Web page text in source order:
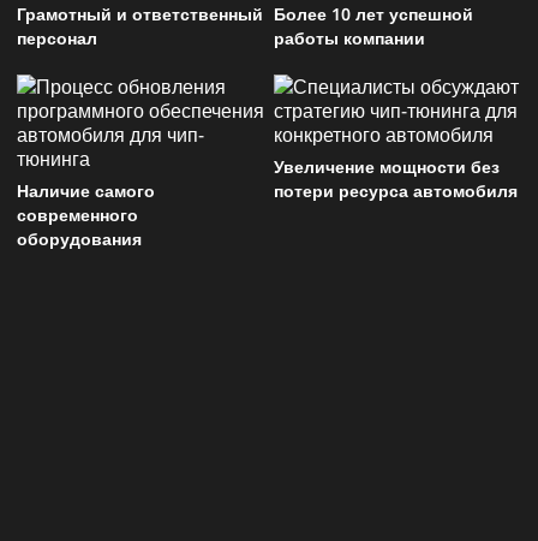
Грамотный и ответственный
персонал
Более 10 лет успешной
работы компании
Наличие самого
современного
оборудования
Увеличение мощности без
потери ресурса автомобиля